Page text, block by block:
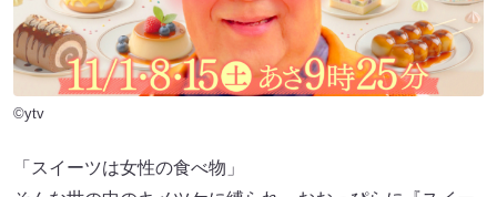
©ytv
「スイーツは女性の食べ物」